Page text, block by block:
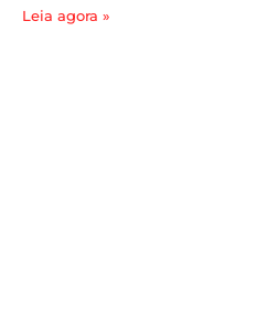
Leia agora »